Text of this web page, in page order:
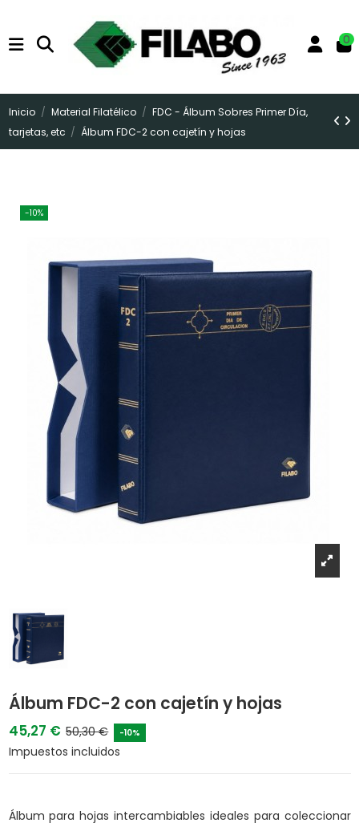
0
Inicio Material Filatélico
FDC - Álbum Sobres Primer Día,
tarjetas, etc
Álbum FDC-2 con cajetín y hojas
-10%
Álbum FDC-2 con cajetín y hojas
45,27 € 50,30 € -10%
Impuestos incluidos
Álbum para hojas intercambiables ideales para coleccionar